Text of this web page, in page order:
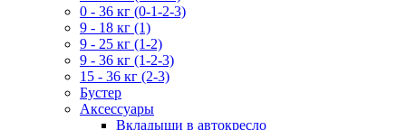
0 - 36 кг (0-1-2-3)
9 - 18 кг (1)
9 - 25 кг (1-2)
9 - 36 кг (1-2-3)
15 - 36 кг (2-3)
Бустер
Аксессуары
Вкладыши в автокресло